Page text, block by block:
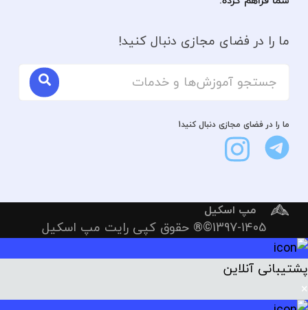
ما را در فضای مجازی دنبال کنید!
ما را در فضای مجازی دنبال کنید1
مپ اسکیل
1397-1405©® حقوق کپی رایت مپ اسکیل
پشتیبانی آنلاین
×